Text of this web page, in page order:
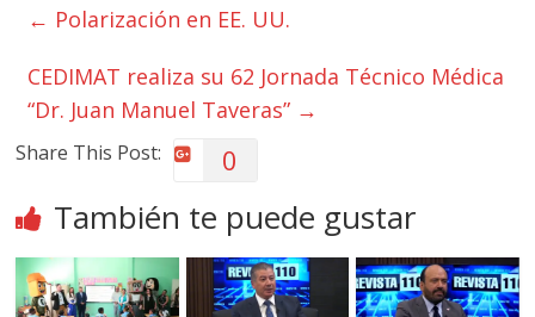
← Polarización en EE. UU.
CEDIMAT realiza su 62 Jornada Técnico Médica
“Dr. Juan Manuel Taveras” →
Share This Post: 0
También te puede gustar